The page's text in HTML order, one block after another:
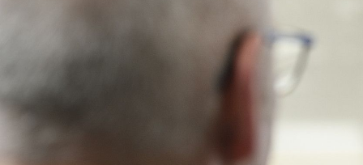
BEAMTINNEN & BEAMTE
ARBEITNEHMENDE